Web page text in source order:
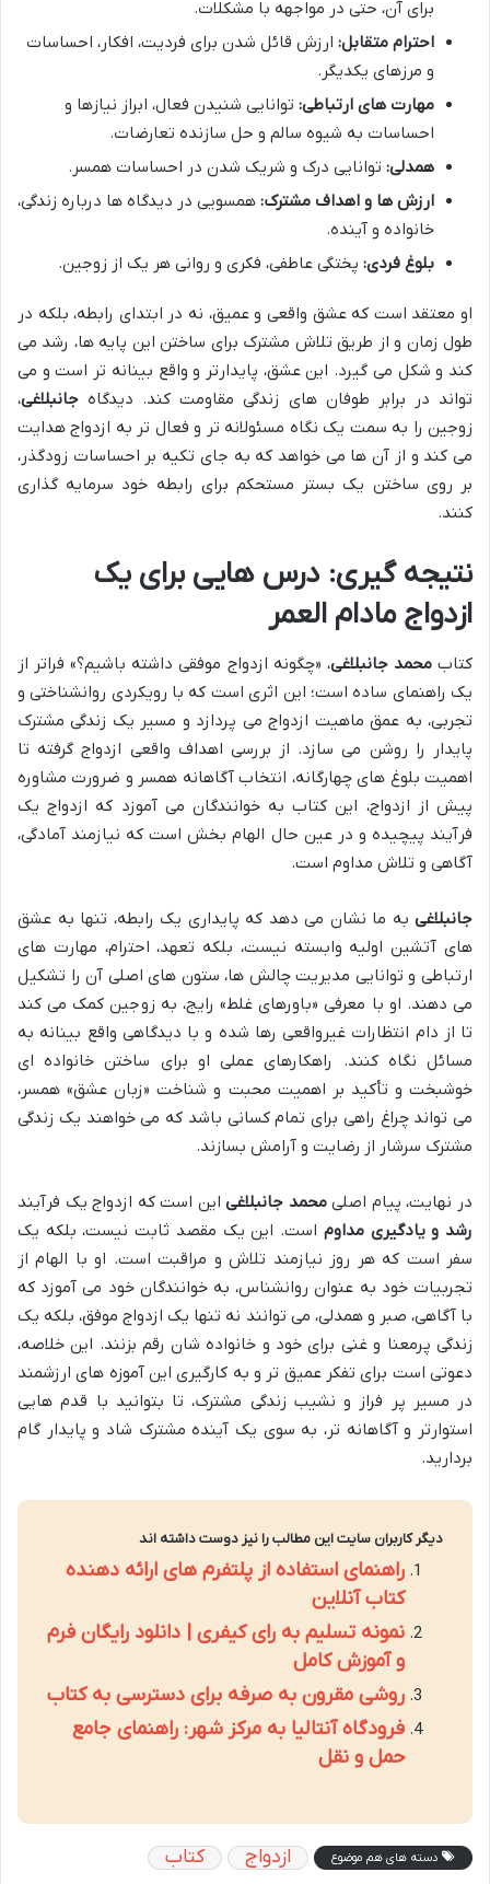
برای آن، حتی در مواجهه با مشکلات.
احترام متقابل: ارزش قائل شدن برای فردیت، افکار، احساسات
و مرزهای یکدیگر.
مهارت های ارتباطی: توانایی شنیدن فعال، ابراز نیازها و
احساسات به شیوه سالم و حل سازنده تعارضات.
همدلی: توانایی درک و شریک شدن در احساسات همسر.
ارزش ها و اهداف مشترک: همسویی در دیدگاه ها درباره زندگی،
خانواده و آینده.
بلوغ فردی: پختگی عاطفی، فکری و روانی هر یک از زوجین.
او معتقد است که عشق واقعی و عمیق، نه در ابتدای رابطه، بلکه در
طول زمان و از طریق تلاش مشترک برای ساختن این پایه ها، رشد می
کند و شکل می گیرد. این عشق، پایدارتر و واقع بینانه تر است و می
تواند در برابر طوفان های زندگی مقاومت کند. دیدگاه جانبلاغی،
زوجین را به سمت یک نگاه مسئولانه تر و فعال تر به ازدواج هدایت
می کند و از آن ها می خواهد که به جای تکیه بر احساسات زودگذر،
بر روی ساختن یک بستر مستحکم برای رابطه خود سرمایه گذاری
کنند.
نتیجه گیری: درس هایی برای یک
ازدواج مادام العمر
کتابمحمد جانبلاغی، «چگونه ازدواج موفقی داشته باشیم؟» فراتر از
یک راهنمای ساده است؛ این اثری است که با رویکردی روانشناختی و
تجربی، به عمق ماهیت ازدواج می پردازد و مسیر یک زندگی مشترک
پایدار را روشن می سازد. از بررسی اهداف واقعی ازدواج گرفته تا
اهمیت بلوغ های چهارگانه، انتخاب آگاهانه همسر و ضرورت مشاوره
پیش از ازدواج، این کتاب به خوانندگان می آموزد که ازدواج یک
فرآیند پیچیده و در عین حال الهام بخش است که نیازمند آمادگی،
آگاهی و تلاش مداوم است.
جانبلاغی به ما نشان می دهد که پایداری یک رابطه، تنها به عشق
های آتشین اولیه وابسته نیست، بلکه تعهد، احترام، مهارت های
ارتباطی و توانایی مدیریت چالش ها، ستون های اصلی آن را تشکیل
می دهند. او با معرفی «باورهای غلط» رایج، به زوجین کمک می کند
تا از دام انتظارات غیرواقعی رها شده و با دیدگاهی واقع بینانه به
مسائل نگاه کنند. راهکارهای عملی او برای ساختن خانواده ای
خوشبخت و تأکید بر اهمیت محبت و شناخت «زبان عشق» همسر،
می تواند چراغ راهی برای تمام کسانی باشد که می خواهند یک زندگی
مشترک سرشار از رضایت و آرامش بسازند.
در نهایت، پیام اصلیمحمد جانبلاغیاین است که ازدواج یک فرآیند
رشد و یادگیری مداوم است. این یک مقصد ثابت نیست، بلکه یک
سفر است که هر روز نیازمند تلاش و مراقبت است. او با الهام از
تجربیات خود به عنوان روانشناس، به خوانندگان خود می آموزد که
با آگاهی، صبر و همدلی، می توانند نه تنها یک ازدواج موفق، بلکه یک
زندگی پرمعنا و غنی برای خود و خانواده شان رقم بزنند. این خلاصه،
دعوتی است برای تفکر عمیق تر و به کارگیری این آموزه های ارزشمند
در مسیر پر فراز و نشیب زندگی مشترک، تا بتوانید با قدم هایی
استوارتر و آگاهانه تر، به سوی یک آینده مشترک شاد و پایدار گام
بردارید.
دیگر کاربران سایت این مطالب را نیز دوست داشته اند
راهنمای استفاده از پلتفرم های ارائه دهنده
کتاب آنلاین
نمونه تسلیم به رای کیفری | دانلود رایگان فرم
و آموزش کامل
روشی مقرون به صرفه برای دسترسی به کتاب
فرودگاه آنتالیا به مرکز شهر: راهنمای جامع
حمل و نقل
دسته های هم موضوع ازدواج کتاب